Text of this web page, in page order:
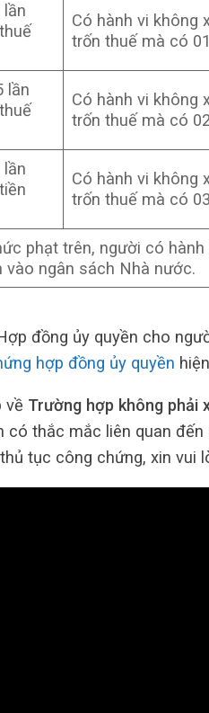
lần
Có hành vi không
trốn thuế mà có
lần
Có hành vi không
trốn thuế mà có
lần
Có hành vi không
trốn thuế mà có
phạt trên, người có
vào ngân sách Nhà nước.
đồng ủy quyền cho
hợp đồng ủy quyền
về Trường hợp không phải
có thắc mắc liên quan
tục công chứng, xin vui